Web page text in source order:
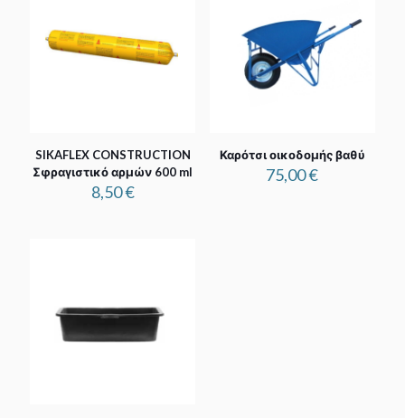
SIKAFLEX CONSTRUCTION
Σφραγιστικό αρμών 600 ml
8,50€
Καρότσι οικοδομής βαθύ
75,00€